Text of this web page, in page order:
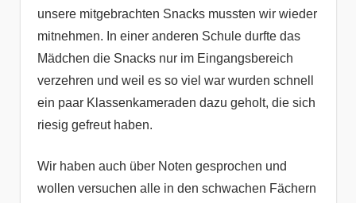
unsere mitgebrachten Snacks mussten wir wieder
mitnehmen. In einer anderen Schule durfte das
Mädchen die Snacks nur im Eingangsbereich
verzehren und weil es so viel war wurden schnell
ein paar Klassenkameraden dazu geholt, die sich
riesig gefreut haben.
Wir haben auch über Noten gesprochen und
wollen versuchen alle in den schwachen Fächern